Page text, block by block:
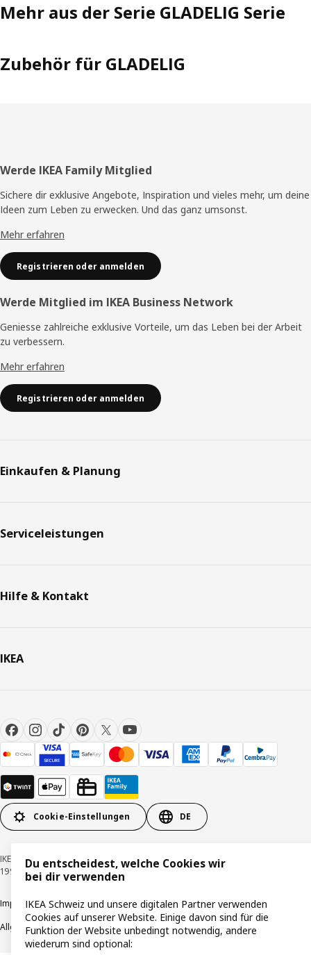
Mehr aus der Serie GLADELIG Serie
Zubehör für GLADELIG
Fusszeile
Werde IKEA Family Mitglied
Sichere dir exklusive Angebote, Inspiration und vieles mehr, um deine
Ideen zum Leben zu erwecken. Und das ganz umsonst.
Mehr erfahren
Registrieren oder anmelden
Werde Mitglied im IKEA Business Network
Geniesse zahlreiche exklusive Vorteile, um das Leben bei der Arbeit
zu verbessern.
Mehr erfahren
Registrieren oder anmelden
Einkaufen & Planung
Serviceleistungen
Hilfe & Kontakt
IKEA
Cookie-Einstellungen DE
IKEA Schweiz - Müslistrasse 16, 8957 Spreitenbach © Inter IKEA Systems B.V.
1999-2026
Impressum / Datenschutzerklärung CookiesVerantwortungsvolle Offenlegung
Allgemeine Geschäftsbedingungen
Du entscheidest, welche Cookies wir
bei dir verwenden
IKEA Schweiz und unsere digitalen Partner verwenden
Cookies auf unserer Website. Einige davon sind für die
Funktion der Website unbedingt notwendig, andere
wiederum sind optional: